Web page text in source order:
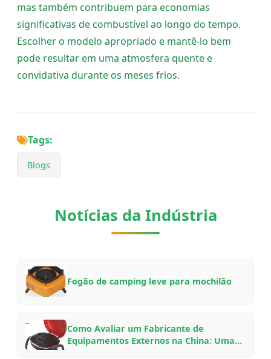
mas também contribuem para economias
significativas de combustível ao longo do tempo.
Escolher o modelo apropriado e mantê-lo bem
pode resultar em uma atmosfera quente e
convidativa durante os meses frios.
Tags:
Blogs
Notícias da Indústria
Fogão de camping leve para mochilão
Como Avaliar um Fabricante de
Equipamentos Externos na China: Uma